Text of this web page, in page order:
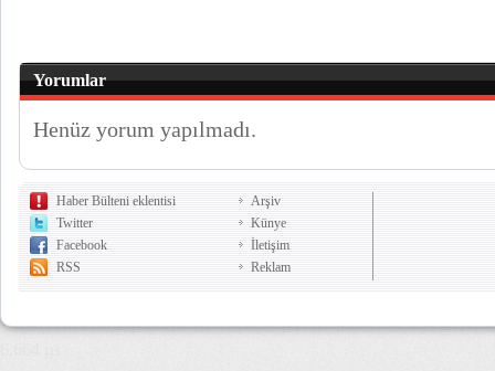
Yorumlar
Henüz yorum yapılmadı.
Haber Bülteni eklentisi
Twitter
Facebook
RSS
Arşiv
Künye
İletişim
Reklam